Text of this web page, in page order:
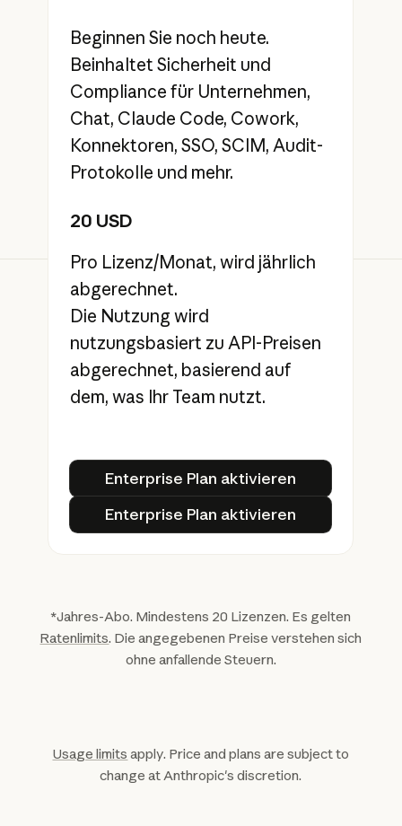
Beginnen Sie noch heute.
Beinhaltet Sicherheit und
Compliance für Unternehmen,
Chat, Claude Code, Cowork,
Konnektoren, SSO, SCIM, Audit-
Protokolle und mehr.
20 USD
Pro Lizenz/Monat, wird jährlich
abgerechnet.
Die Nutzung wird
nutzungsbasiert zu API-Preisen
abgerechnet, basierend auf
dem, was Ihr Team nutzt.
Enterprise Plan aktivieren
Enterprise Plan aktivieren
Enterprise Plan aktivieren
Enterprise Plan aktivieren
*Jahres-Abo. Mindestens 20 Lizenzen. Es gelten
Ratenlimits. Die angegebenen Preise verstehen sich
ohne anfallende Steuern.
Usage limits apply. Price and plans are subject to
change at Anthropic's discretion.